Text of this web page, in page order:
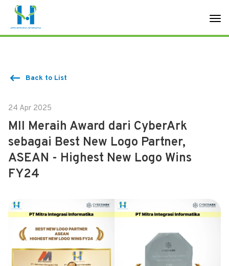
Back to List
24 Apr 2025
MII Meraih Award dari CyberArk
sebagai Best New Logo Partner,
ASEAN - Highest New Logo Wins
FY24